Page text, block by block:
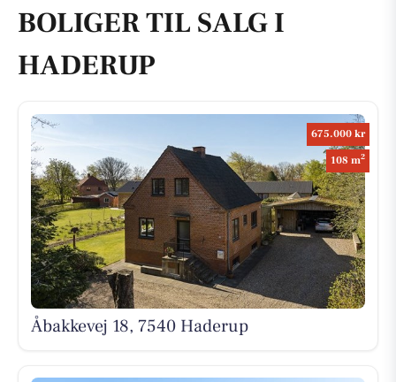
BOLIGER TIL SALG I
HADERUP
675.000 kr
108 m2
Åbakkevej 18, 7540 Haderup